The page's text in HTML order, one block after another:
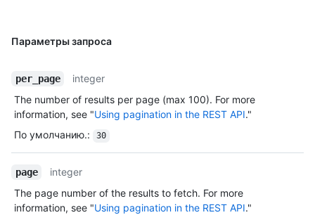
Параметры запроса
per_page
integer
The number of results per page (max 100). For more
information, see "Using pagination in the REST API."
По умолчанию.: 30
page
integer
The page number of the results to fetch. For more
information, see "Using pagination in the REST API."